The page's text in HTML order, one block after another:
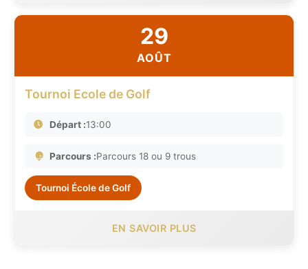
29
AOÛT
Tournoi Ecole de Golf
Départ :13:00
Parcours :Parcours 18 ou 9 trous
Tournoi École de Golf
EN SAVOIR PLUS